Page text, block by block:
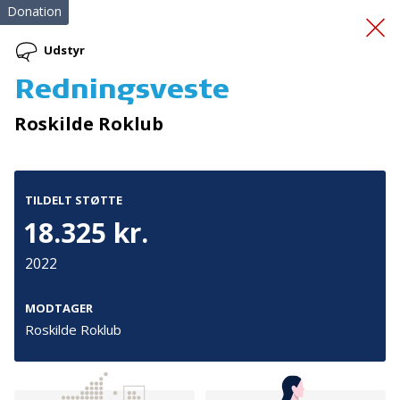
Fælles Fokus Giver
Donation
Udstyr
Redningsveste
Roskilde Roklub
TILDELT STØTTE
18.325 kr.
2022
MODTAGER
Roskilde Roklub
Tilmeld nyhedsbrev
De seneste nyheder om TrygFondens og TryghedsGruppens
aktiviteter direkte i din indbakke.